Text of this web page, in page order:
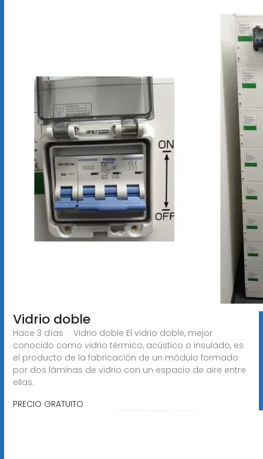
Vidrio doble
Hace 3 días · Vidrio doble El vidrio doble, mejor
conocido como vidrio térmico, acústico o insulado, es
el producto de la fabricación de un módulo formado
por dos láminas de vidrio con un espacio de aire entre
ellas.
PRECIO GRATUITO